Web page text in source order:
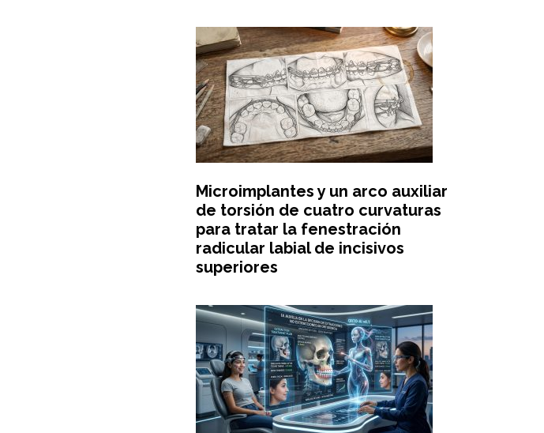
Microimplantes y un arco auxiliar
de torsión de cuatro curvaturas
para tratar la fenestración
radicular labial de incisivos
superiores